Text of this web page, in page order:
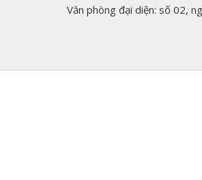
Văn phòng đại diện: số 02,